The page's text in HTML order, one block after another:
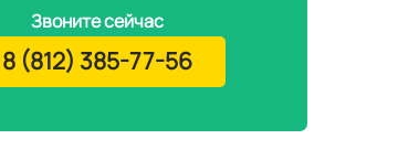
Звоните сейчас
8 (812) 385-77-56